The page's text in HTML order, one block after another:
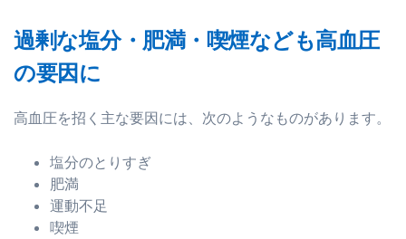
過剰な塩分・肥満・喫煙なども高血圧
の要因に
高血圧を招く主な要因には、次のようなものがあります。
塩分のとりすぎ
肥満
運動不足
喫煙